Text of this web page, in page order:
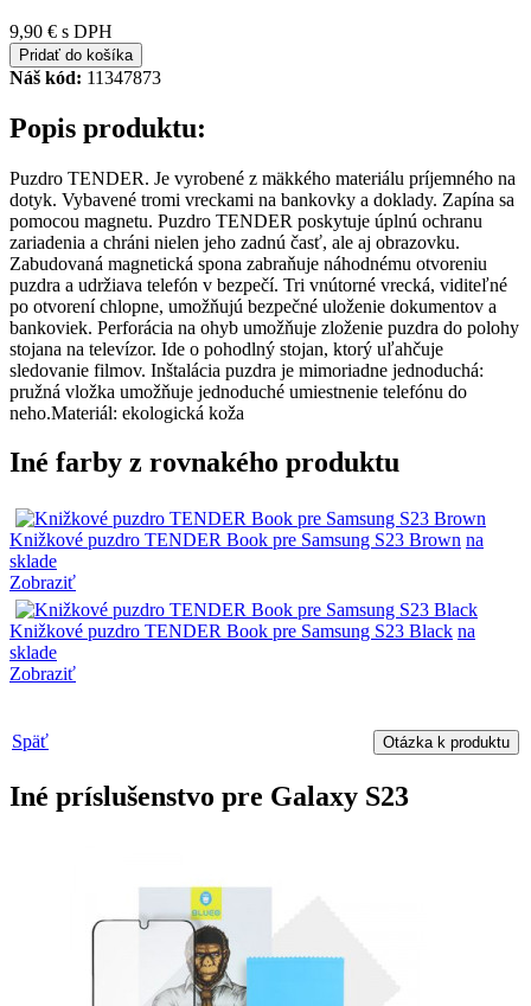
9,90 € s DPH
Pridať do košíka
Náš kód: 11347873
Popis produktu:
Puzdro TENDER. Je vyrobené z mäkkého materiálu príjemného na
dotyk. Vybavené tromi vreckami na bankovky a doklady. Zapína sa
pomocou magnetu. Puzdro TENDER poskytuje úplnú ochranu
zariadenia a chráni nielen jeho zadnú časť, ale aj obrazovku.
Zabudovaná magnetická spona zabraňuje náhodnému otvoreniu
puzdra a udržiava telefón v bezpečí. Tri vnútorné vrecká, viditeľné
po otvorení chlopne, umožňujú bezpečné uloženie dokumentov a
bankoviek. Perforácia na ohyb umožňuje zloženie puzdra do polohy
stojana na televízor. Ide o pohodlný stojan, ktorý uľahčuje
sledovanie filmov. Inštalácia puzdra je mimoriadne jednoduchá:
pružná vložka umožňuje jednoduché umiestnenie telefónu do
neho.Materiál: ekologická koža
Iné farby z rovnakého produktu
Knižkové puzdro TENDER Book pre Samsung S23 Brown na
sklade
Zobraziť
Knižkové puzdro TENDER Book pre Samsung S23 Black na
sklade
Zobraziť
Späť Otázka k produktu
Iné príslušenstvo pre Galaxy S23